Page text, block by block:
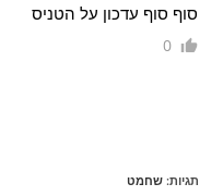
סוף סוף עדכון על הטניס
0
תגיות:שחמט